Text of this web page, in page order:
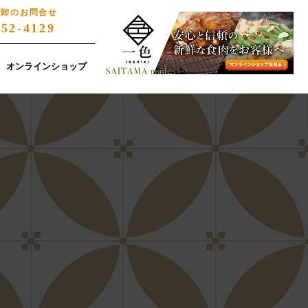
のお問合せ
4129
オンラインショップ